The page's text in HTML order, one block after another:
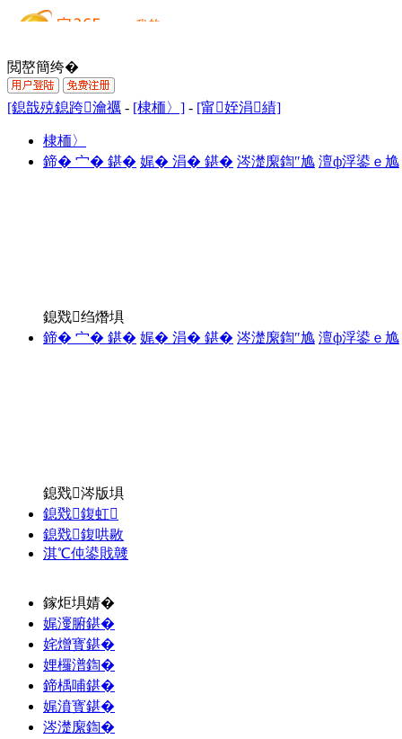
閲嶅簡绔�
[鎴戠殑鎴跨瀹禲 - [棣栭〉] - [甯姪涓績]
棣栭〉
鍗� 宀� 鍖� 娓� 涓� 鍖� 涔濋緳鍧″尯 澶ф浮鍙ｅ尯
鎴戣绉熸埧
鍗� 宀� 鍖� 娓� 涓� 鍖� 涔濋緳鍧″尯 澶ф浮鍙ｅ尯
鎴戣涔版埧
鎴戣鍑虹
鎴戣鍑哄敭
淇℃伅鍙戝竷
鎵炬埧婧�
娓濅腑鍖�
姹熷寳鍖�
娌欏潽鍧�
鍗楀哺鍖�
娓濆寳鍖�
涔濋緳鍧�